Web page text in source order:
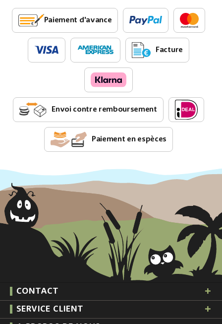
Paiement d'avance
Facture
Envoi contre remboursement
Paiement en espèces
CONTACT
SERVICE CLIENT